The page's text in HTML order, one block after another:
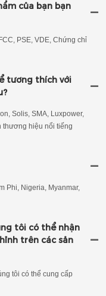
của bạn bạn
PSE, VDE, Chứng chỉ
tương thích với
Solis, SMA, Luxpower,
thương hiệu nổi tiếng
Phi, Nigeria, Myanmar,
tôi có thể nhận
trên các sản
tôi có thể cung cấp